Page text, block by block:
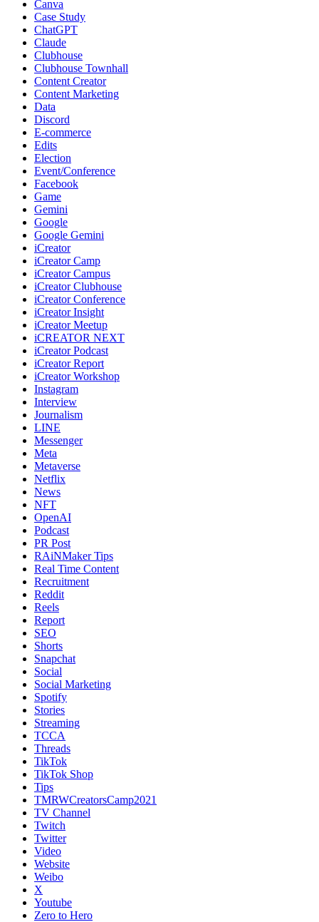
Canva
Case Study
ChatGPT
Claude
Clubhouse
Clubhouse Townhall
Content Creator
Content Marketing
Data
Discord
E-commerce
Edits
Election
Event/Conference
Facebook
Game
Gemini
Google
Google Gemini
iCreator
iCreator Camp
iCreator Campus
iCreator Clubhouse
iCreator Conference
iCreator Insight
iCreator Meetup
iCREATOR NEXT
iCreator Podcast
iCreator Report
iCreator Workshop
Instagram
Interview
Journalism
LINE
Messenger
Meta
Metaverse
Netflix
News
NFT
OpenAI
Podcast
PR Post
RAiNMaker Tips
Real Time Content
Recruitment
Reddit
Reels
Report
SEO
Shorts
Snapchat
Social
Social Marketing
Spotify
Stories
Streaming
TCCA
Threads
TikTok
TikTok Shop
Tips
TMRWCreatorsCamp2021
TV Channel
Twitch
Twitter
Video
Website
Weibo
X
Youtube
Zero to Hero